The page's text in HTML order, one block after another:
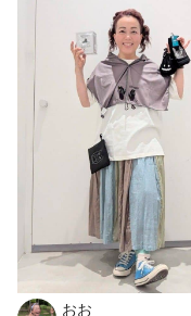
おお